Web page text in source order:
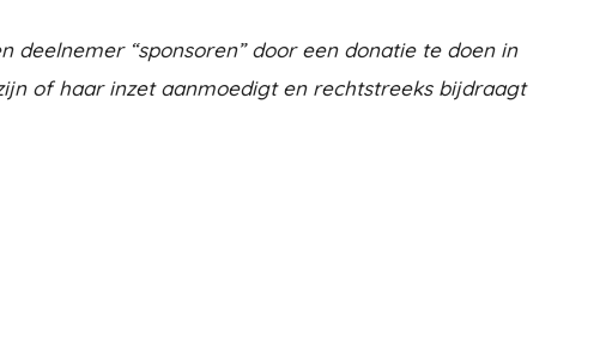
deelnemer “sponsoren” door een donatie te doen in
of haar inzet aanmoedigt en rechtstreeks bijdraagt